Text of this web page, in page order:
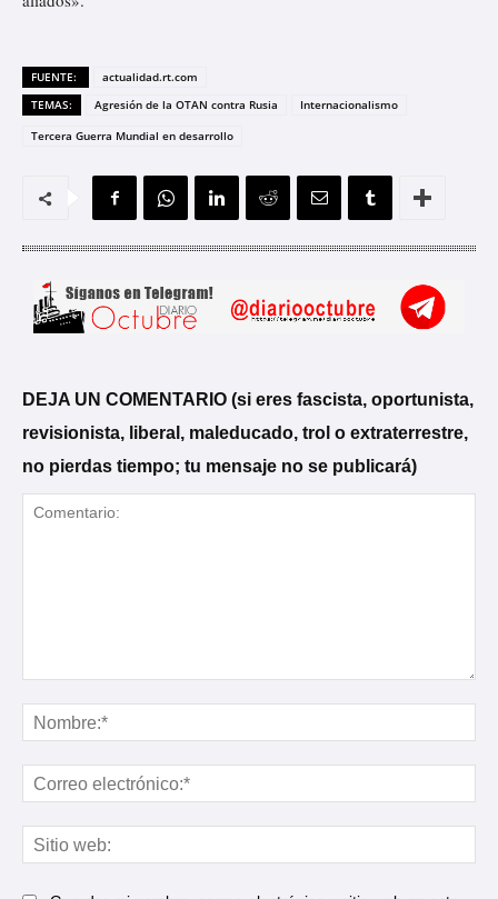
FUENTE:
actualidad.rt.com
TEMAS:
Agresión de la OTAN contra Rusia
Internacionalismo
Tercera Guerra Mundial en desarrollo
DEJA UN COMENTARIO (si eres fascista, oportunista,
revisionista, liberal, maleducado, trol o extraterrestre,
no pierdas tiempo; tu mensaje no se publicará)